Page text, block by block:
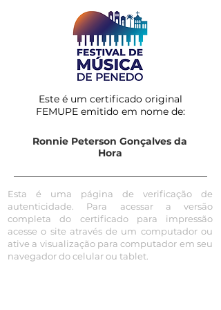
Este é um certificado original
FEMUPE emitido em nome de:
Ronnie Peterson Gonçalves da
Hora
Esta é uma página de verificação de
autenticidade. Para acessar a versão
completa do certificado para impressão
acesse o site através de um computador ou
ative a visualização para computador em seu
navegador do celular ou tablet.